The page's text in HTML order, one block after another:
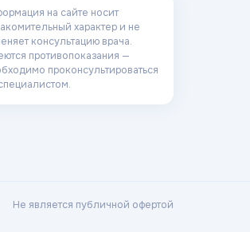
на сайте носит
характер и не
консультацию врача.
противопоказания —
проконсультироваться
Не является публичной офертой